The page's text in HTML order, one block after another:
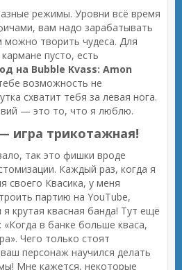
режимы. Уровни всё время
вам надо зарабатывать
творить чудеса. Для
пусто, есть
на Bubble Kvass: Amon
возможность не
схватит тебя за левая нога.
— это то, что я люблю.
трикотажная!
так это фишки вроде
Каждый раз, когда я
своего Квасика, у меня
партию на YouTube,
крутая квасная банда! Тут ещё
в банке больше кваса,
Чего только стоят
персонаж научился делать
Мне кажется, некоторые